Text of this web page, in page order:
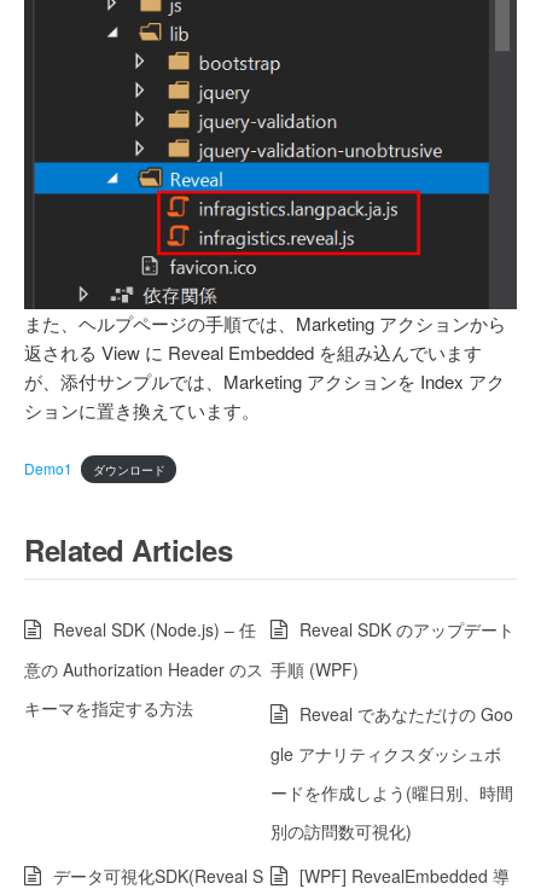
また、ヘルプページの手順では、Marketing アクションから
返される View に Reveal Embedded を組み込んでいます
が、添付サンプルでは、Marketing アクションを Index アク
ションに置き換えています。
Demo1 ダウンロード
Related Articles
Reveal SDK (Node.js) – 任
意の Authorization Header のス
キーマを指定する方法
Reveal SDK のアップデート
手順 (WPF)
Reveal であなただけの Goo
gle アナリティクスダッシュボ
ードを作成しよう(曜日別、時間
別の訪問数可視化)
データ可視化SDK(Reveal S
[WPF] RevealEmbedded 導